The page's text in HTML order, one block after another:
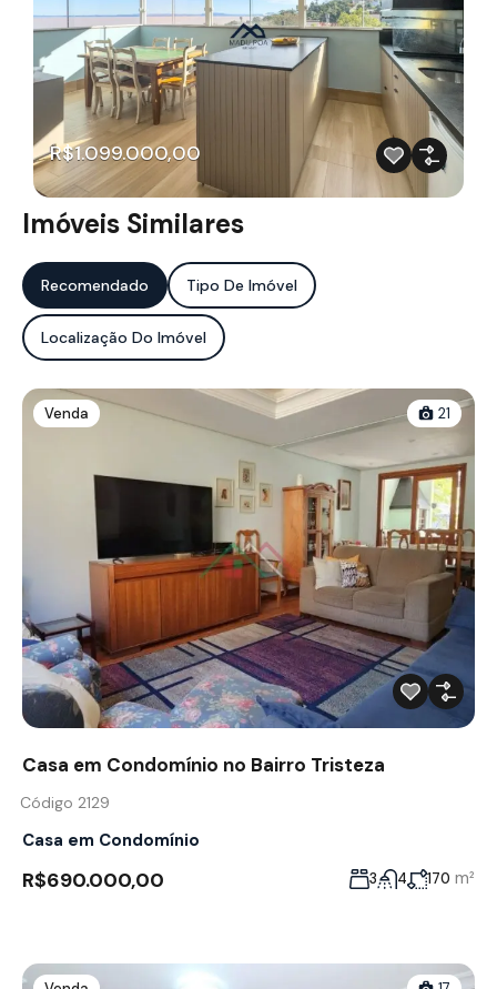
R$1.099.000,00
Imóveis Similares
Recomendado Tipo De Imóvel
Localização Do Imóvel
Venda 21
Casa em Condomínio no Bairro Tristeza
Código 2129
Casa em Condomínio
R$690.000,00 3 4 170 m²